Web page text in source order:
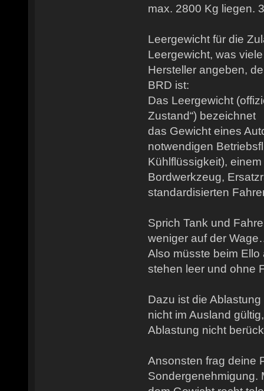
max. 2800 Kg liegen.
Leergewicht für die
Leergewicht, was
Hersteller angeben,
BRD ist:
Das Leergewicht
Zustand“) bezeichnet
das Gewicht eines
notwendigen
Kühlflüssigkeit),
Bordwerkzeug,
standardisierten
Sprich Tank und
weniger auf der
Also müsste beim
stehen leer und ohne
Dazu ist die
nicht im Ausland
Ablastung nicht
Ansonsten frag deine
Sondergenehmigung.